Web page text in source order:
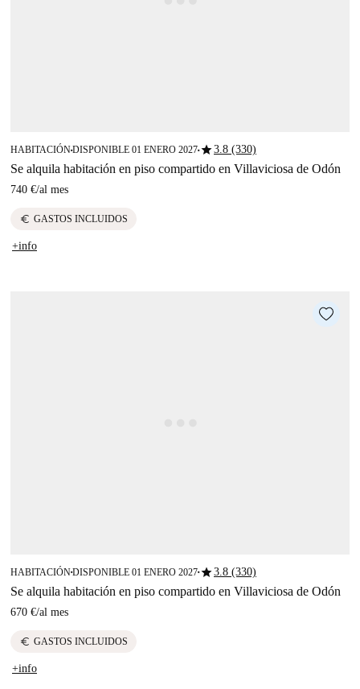
HABITACIÓN■DISPONIBLE 01 ENERO 2027■star3.8 (330)
Se alquila habitación en piso compartido en Villaviciosa de Odón
740 €/al mes
euro GASTOS INCLUIDOS
+info
HABITACIÓN■DISPONIBLE 01 ENERO 2027■star3.8 (330)
Se alquila habitación en piso compartido en Villaviciosa de Odón
670 €/al mes
euro GASTOS INCLUIDOS
+info